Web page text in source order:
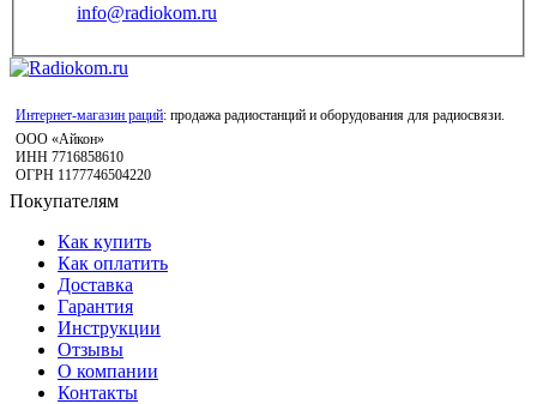
info@radiokom.ru
Интернет-магазин раций: продажа радиостанций и оборудования для радиосвязи.
ООО «Айкон»
ИНН 7716858610
ОГРН 1177746504220
Покупателям
Как купить
Как оплатить
Доставка
Гарантия
Инструкции
Отзывы
О компании
Контакты